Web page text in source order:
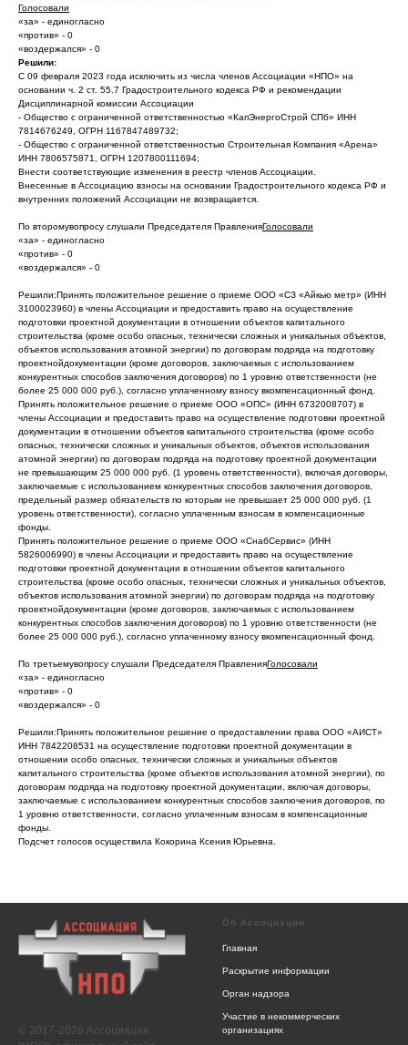
Голосовали
«за» - единогласно
«против» - 0
«воздержался» - 0
Решили:
С 09 февраля 2023 года исключить из числа членов Ассоциации «НПО» на
основании ч. 2 ст. 55.7 Градостроительного кодекса РФ и рекомендации
Дисциплинарной комиссии Ассоциации
- Общество с ограниченной ответственностью «КапЭнергоСтрой СПб» ИНН
7814676249, ОГРН 1167847489732;
- Общество с ограниченной ответственностью Строительная Компания «Арена»
ИНН 7806575871, ОГРН 1207800111694;
Внести соответствующие изменения в реестр членов Ассоциации.
Внесенные в Ассоциацию взносы на основании Градостроительного кодекса РФ и
внутренних положений Ассоциации не возвращается.
По второмувопросу слушали Председателя ПравленияГолосовали
«за» - единогласно
«против» - 0
«воздержался» - 0
Решили:Принять положительное решение о приеме ООО «СЗ «Айкью метр» (ИНН
3100023960) в члены Ассоциации и предоставить право на осуществление
подготовки проектной документации в отношении объектов капитального
строительства (кроме особо опасных, технически сложных и уникальных объектов,
объектов использования атомной энергии) по договорам подряда на подготовку
проектнойдокументации (кроме договоров, заключаемых с использованием
конкурентных способов заключения договоров) по 1 уровню ответственности (не
более 25 000 000 руб.), согласно уплаченному взносу вкомпенсационный фонд.
Принять положительное решение о приеме ООО «ОПС» (ИНН 6732008707) в
члены Ассоциации и предоставить право на осуществление подготовки проектной
документации в отношении объектов капитального строительства (кроме особо
опасных, технически сложных и уникальных объектов, объектов использования
атомной энергии) по договорам подряда на подготовку проектной документации
не превышающим 25 000 000 руб. (1 уровень ответственности), включая договоры,
заключаемые с использованием конкурентных способов заключения договоров,
предельный размер обязательств по которым не превышает 25 000 000 руб. (1
уровень ответственности), согласно уплаченным взносам в компенсационные
фонды.
Принять положительное решение о приеме ООО «СнабСервис» (ИНН
5826006990) в члены Ассоциации и предоставить право на осуществление
подготовки проектной документации в отношении объектов капитального
строительства (кроме особо опасных, технически сложных и уникальных объектов,
объектов использования атомной энергии) по договорам подряда на подготовку
проектнойдокументации (кроме договоров, заключаемых с использованием
конкурентных способов заключения договоров) по 1 уровню ответственности (не
более 25 000 000 руб.), согласно уплаченному взносу вкомпенсационный фонд.
По третьемувопросу слушали Председателя ПравленияГолосовали
«за» - единогласно
«против» - 0
«воздержался» - 0
Решили:Принять положительное решение о предоставлении права ООО «АИСТ»
ИНН 7842208531 на осуществление подготовки проектной документации в
отношении особо опасных, технически сложных и уникальных объектов
капитального строительства (кроме объектов использования атомной энергии), по
договорам подряда на подготовку проектной документации, включая договоры,
заключаемые с использованием конкурентных способов заключения договоров, по
1 уровню ответственности, согласно уплаченным взносам в компенсационные
фонды.
Подсчет голосов осуществила Кокорина Ксения Юрьевна.
© 2017-2026 Ассоциация
Об Ассоциации
Главная
Раскрытие информации
Орган надзора
Участие в некоммерческих
организациях